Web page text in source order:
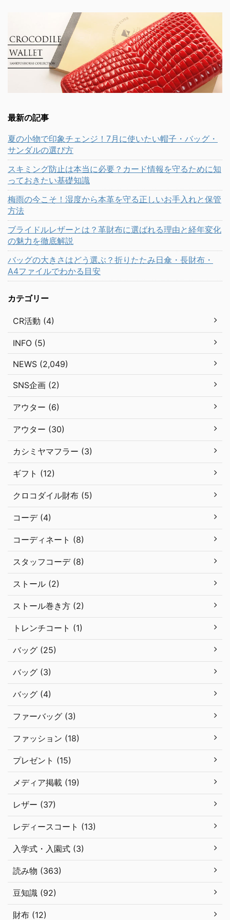
最新の記事
夏の小物で印象チェンジ！7月に使いたい帽子・バッグ・
サンダルの選び方
スキミング防止は本当に必要？カード情報を守るために知
っておきたい基礎知識
梅雨の今こそ！湿度から本革を守る正しいお手入れと保管
方法
ブライドルレザーとは？革財布に選ばれる理由と経年変化
の魅力を徹底解説
バッグの大きさはどう選ぶ？折りたたみ日傘・長財布・
A4ファイルでわかる目安
カテゴリー
CR活動 (4)
INFO (5)
NEWS (2,049)
SNS企画 (2)
アウター (6)
アウター (30)
カシミヤマフラー (3)
ギフト (12)
クロコダイル財布 (5)
コーデ (4)
コーディネート (8)
スタッフコーデ (8)
ストール (2)
ストール巻き方 (2)
トレンチコート (1)
バッグ (25)
バッグ (3)
バッグ (4)
ファーバッグ (3)
ファッション (18)
プレゼント (15)
メディア掲載 (19)
レザー (37)
レディースコート (13)
入学式・入園式 (3)
読み物 (363)
豆知識 (92)
財布 (12)